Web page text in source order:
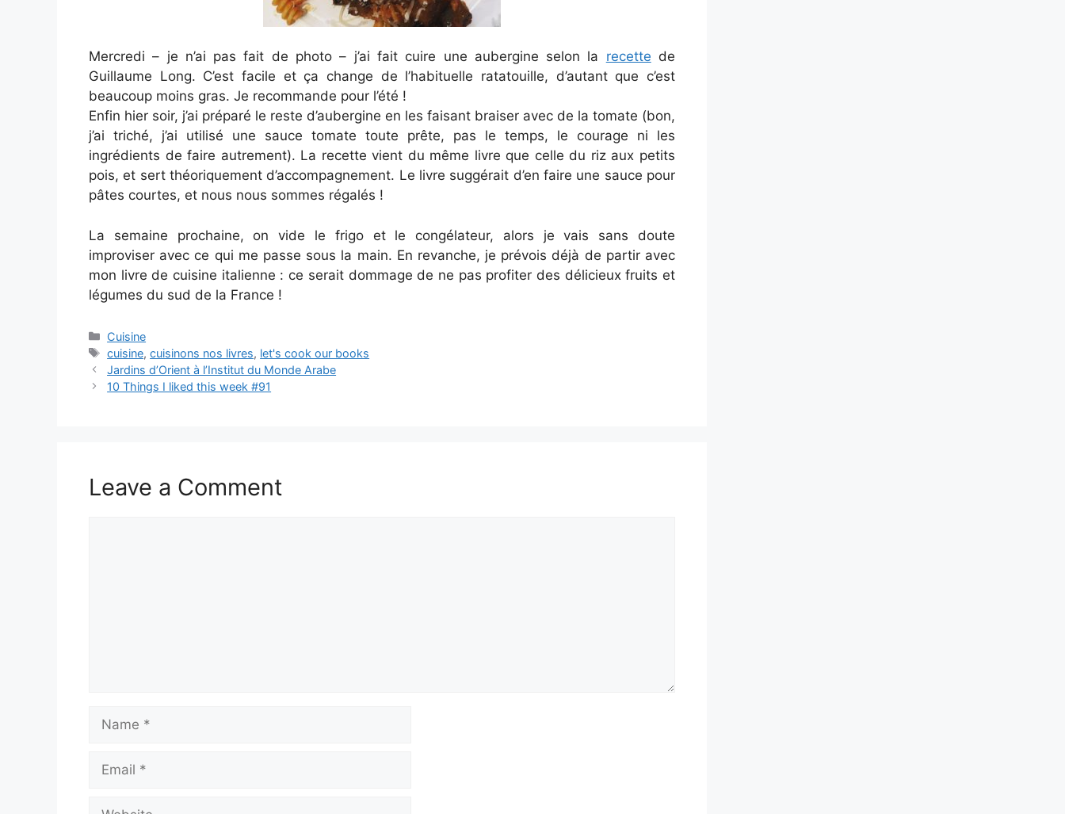
Mercredi – je n’ai pas fait de photo – j’ai fait cuire une aubergine selon la recette de
Guillaume Long. C’est facile et ça change de l’habituelle ratatouille, d’autant que c’est
beaucoup moins gras. Je recommande pour l’été !
Enfin hier soir, j’ai préparé le reste d’aubergine en les faisant braiser avec de la tomate (bon,
j’ai triché, j’ai utilisé une sauce tomate toute prête, pas le temps, le courage ni les
ingrédients de faire autrement). La recette vient du même livre que celle du riz aux petits
pois, et sert théoriquement d’accompagnement. Le livre suggérait d’en faire une sauce pour
pâtes courtes, et nous nous sommes régalés !
La semaine prochaine, on vide le frigo et le congélateur, alors je vais sans doute
improviser avec ce qui me passe sous la main. En revanche, je prévois déjà de partir avec
mon livre de cuisine italienne : ce serait dommage de ne pas profiter des délicieux fruits et
légumes du sud de la France !
Categories
Cuisine
Tags
cuisine,cuisinons nos livres, let's cook our books
Jardins d’Orient à l’Institut du Monde Arabe
10 Things I liked this week #91
Leave a Comment